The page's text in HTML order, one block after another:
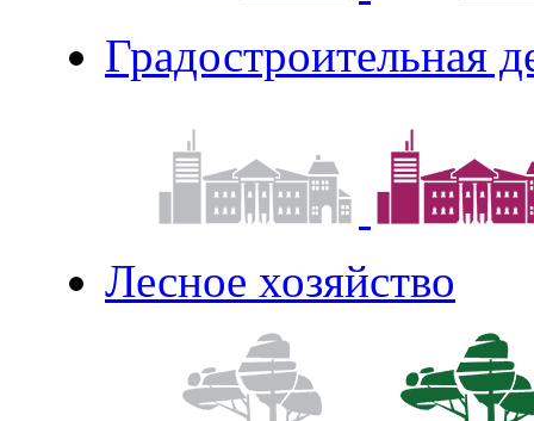
Градостроительная
Лесное хозяйство